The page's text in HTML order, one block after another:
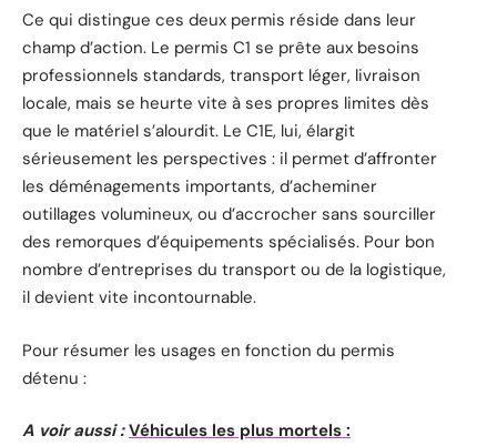
Ce qui distingue ces deux permis réside dans leur
champ d’action. Le permis C1 se prête aux besoins
professionnels standards, transport léger, livraison
locale, mais se heurte vite à ses propres limites dès
que le matériel s’alourdit. Le C1E, lui, élargit
sérieusement les perspectives : il permet d’affronter
les déménagements importants, d’acheminer
outillages volumineux, ou d’accrocher sans sourciller
des remorques d’équipements spécialisés. Pour bon
nombre d’entreprises du transport ou de la logistique,
il devient vite incontournable.
Pour résumer les usages en fonction du permis
détenu :
A voir aussi : Véhicules les plus mortels :